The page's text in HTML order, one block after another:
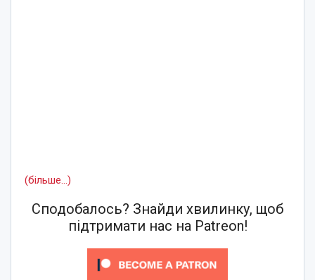
(більше…)
Сподобалось? Знайди хвилинку, щоб
підтримати нас на Patreon!